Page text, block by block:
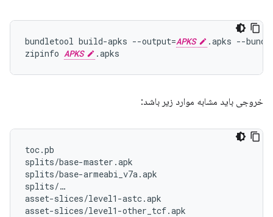
bundletool build-apks --output=APKS
.apks --
zipinfo APKS
خروجی باید مشابه موارد زیر باشد:
toc.pb
splits/base-master.apk
splits/base-armeabi_v7a.apk
splits/…
asset-slices/level1-astc.apk
asset-slices/level1-other_tcf.apk